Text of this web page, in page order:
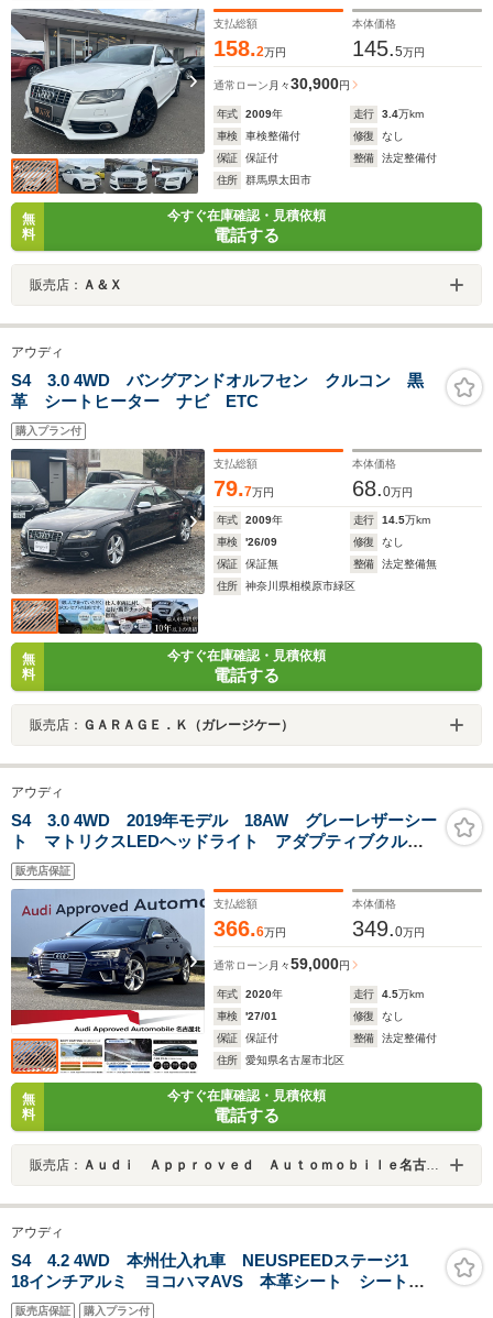
支払総額
158.2万円
本体価格
145.5万円
通常ローン 月々30,900円
年式 2009年 走行 3.4万km
車検
車検整備付 修復
なし
保証
保証付 整備
法定整備付
住所
群馬県太田市
無
料
今すぐ在庫確認・見積依頼
電話する
販売店： Ａ＆Ｘ
アウディ
S4 3.0 4WD バングアンドオルフセン クルコン 黒
革 シートヒーター ナビ ETC
購入プラン付
支払総額
79.7万円
本体価格
68.0万円
年式 2009年 走行 14.5万km
車検
'26/09 修復
なし
保証
保証無 整備
法定整備無
住所
神奈川県相模原市緑区
無
料
今すぐ在庫確認・見積依頼
電話する
販売店： ＧＡＲＡＧＥ．Ｋ（ガレージケー）
アウディ
S4 3.0 4WD 2019年モデル 18AW グレーレザーシー
ト マトリクスLEDヘッドライト アダプティブクルコ
ン サイド&レーンアシスト シートヒーター 電動シー
ト サラウンドビューカメラ バーチャルコックピット
販売店保証
支払総額
366.6万円
本体価格
349.0万円
通常ローン 月々59,000円
年式 2020年 走行 4.5万km
車検
'27/01 修復
なし
保証
保証付 整備
法定整備付
住所
愛知県名古屋市北区
無
料
今すぐ在庫確認・見積依頼
電話する
販売店： Ａｕｄｉ Ａｐｐｒｏｖｅｄ Ａｕｔｏｍｏｂｉｌｅ名古屋北
アウディ
S4 4.2 4WD 本州仕入れ車 NEUSPEEDステージ1
18インチアルミ ヨコハマAVS 本革シート シートヒ
ーター BOSEサウンド 純正ナビ
販売店保証 購入プラン付